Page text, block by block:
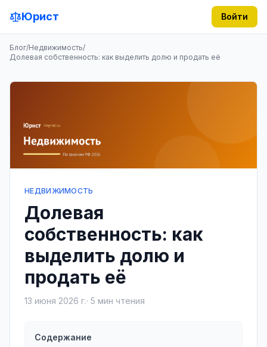
Юрист Войти
Блог/Недвижимость/
Долевая собственность: как выделить долю и продать её
НЕДВИЖИМОСТЬ
Долевая
собственность: как
выделить долю и
продать её
13 июня 2026 г.· 5 мин чтения
Содержание